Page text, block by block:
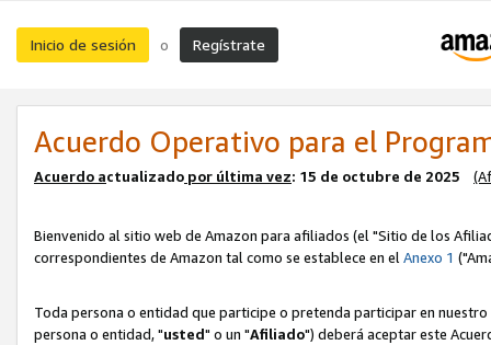
Inicio de sesión o Regístrate
Acuerdo Operativo para el
Acuerdo actualizado por última vez: 15 de octubre de 2025
Bienvenido al sitio web de Amazon para afiliados (el "Sitio de los
correspondientes de Amazon tal como se establece en elAnexo 1
Toda persona o entidad que participe o pretenda participar en
persona o entidad, "usted" o un "Afiliado") deberá aceptar este